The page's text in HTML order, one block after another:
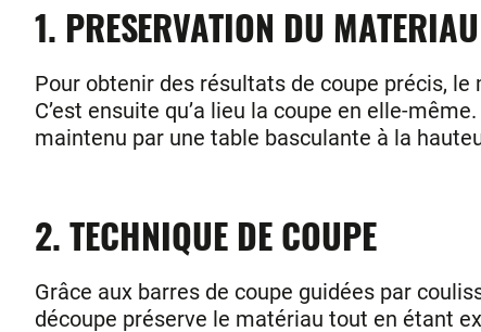
1. PRESERVATION DU
Pour obtenir des résultats de coupe précis,
C’est ensuite qu’a lieu la coupe en elle-
maintenu par une table basculante à la
2. TECHNIQUE DE COUPE
Grâce aux barres de coupe guidées par
découpe préserve le matériau tout en étant